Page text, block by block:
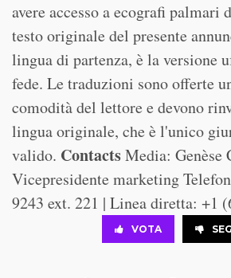
avere accesso a ecografi palmari
testo originale del presente
lingua di partenza, è la versione
fede. Le traduzioni sono offerte
comodità del lettore e devono
lingua originale, che è l'unico
valido. ContactsMedia: Genèse
Vicepresidente marketing
9243 ext. 221 | Linea diretta: +1
VOTA